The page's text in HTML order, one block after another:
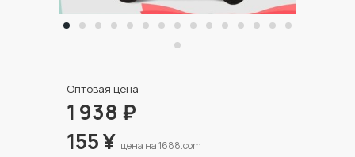
Оптовая цена
1 938 ₽
155¥ цена на 1688.com